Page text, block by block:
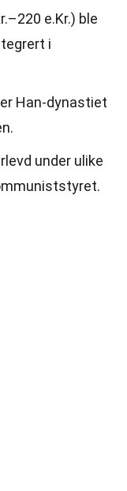
e.Kr.) ble
i
Han-dynastiet
under ulike